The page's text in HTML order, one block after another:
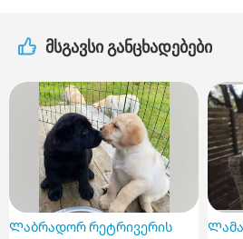
მსგავსი განცხადებები
Ლაბრადორ რეტრივერის